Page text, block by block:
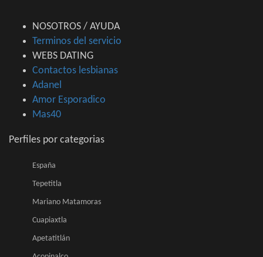
NOSOTROS / AYUDA
Terminos del servicio
WEBS DATING
Contactos lesbianas
Adanel
Amor Esporadico
Mas40
Perfiles por categorias
España
Tepetitla
Mariano Matamoras
Cuapiaxtla
Apetatitlán